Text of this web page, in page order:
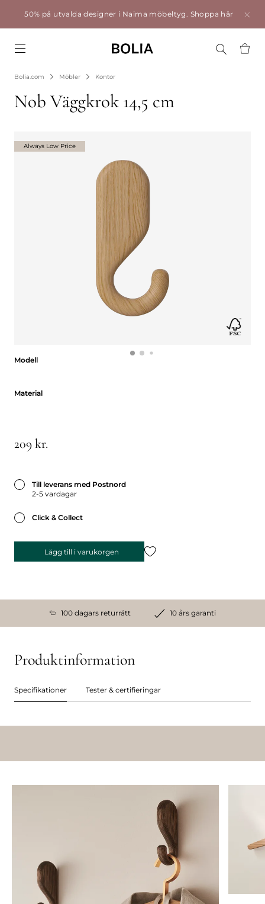
50% på utvalda designer i Naima möbeltyg. Shoppa här
Bolia.com Möbler Kontor
Nob Väggkrok 14,5 cm
Modell
Material
209 kr.
Till leverans med Postnord
2-5 vardagar
Click & Collect
Lägg till i varukorgen
Always Low Price
100 dagars returrätt 10 års garanti
Produktinformation
Specifikationer Tester & certifieringar